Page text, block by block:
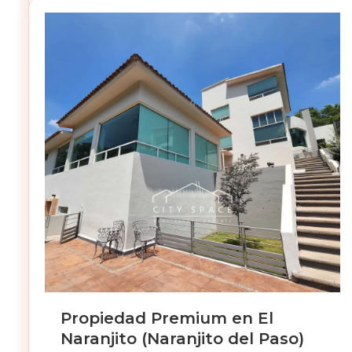
Propiedad Premium en El
Naranjito (Naranjito del Paso)